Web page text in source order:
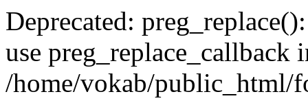
Deprecated:
use preg_replace_callback
/home/vokab/public_html/